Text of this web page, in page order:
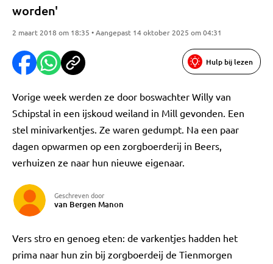
worden'
2 maart 2018 om 18:35 • Aangepast 14 oktober 2025 om 04:31
Hulp bij lezen
Vorige week werden ze door boswachter Willy van
Schipstal in een ijskoud weiland in Mill gevonden. Een
stel minivarkentjes. Ze waren gedumpt. Na een paar
dagen opwarmen op een zorgboerderij in Beers,
verhuizen ze naar hun nieuwe eigenaar.
Geschreven door
van Bergen Manon
Vers stro en genoeg eten: de varkentjes hadden het
prima naar hun zin bij zorgboerdeij de Tienmorgen